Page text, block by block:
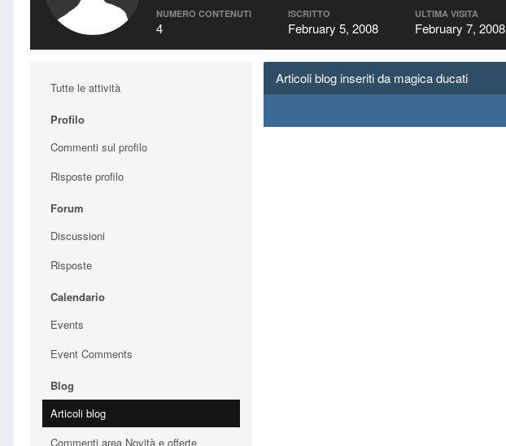
NUMERO CONTENUTI
4
ISCRITTO
February 5, 2008
ULTIMA VISITA
February 7, 2008
Tutte le attività
Profilo
Commenti sul profilo
Risposte profilo
Forum
Discussioni
Risposte
Calendario
Events
Event Comments
Blog
Articoli blog
Commenti area Novità e offerte
Articoli blog inseriti da magica ducati